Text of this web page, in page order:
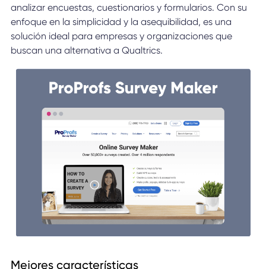
analizar encuestas, cuestionarios y formularios. Con su
enfoque en la simplicidad y la asequibilidad, es una
solución ideal para empresas y organizaciones que
buscan una alternativa a Qualtrics.
Mejores características